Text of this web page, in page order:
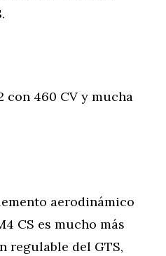
con 460 CV y mucha
aerodinámico
CS es mucho más
regulable del GTS,